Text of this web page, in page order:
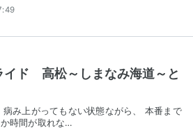
ド 高松～しまなみ海道～と
病み上がってもない状態ながら、 本番まで
時間が取れな…